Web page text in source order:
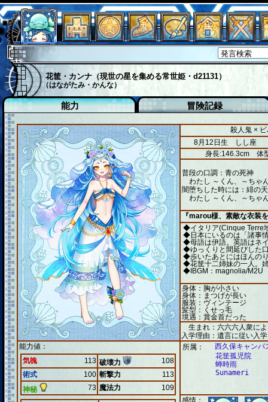
花筐・カンナ（現世の星を集める常世姫・d21131）
（はながたみ・かんな）
能力 冒険記録
殺人鬼 ×
8月12日生 しし座
身長:146.3cm 体
普段の口調：青の死神
わたし ～くん、～ちゃ
闇堕ちした時には：緋の
わたし ～くん、～ちゃ
『marou様、素敵な衣装
◆イタリア(Cinque
◆日本にいるの
◆母語は伊語。英語はネ
◆ゆっくりと間
◆歩いたあとには
◆花筐十二姉妹の一
◆IBGM：magnolia/M2U
身体：胸が小さい
身体：まつげが長い
服装：ヴィンテージ
髪型：くせっ毛
境遇：賞金首だった
生まれ：六六六人衆に
入学理由：遺言に従い入
能力値：
気魄
113 破壊力
108
術式
100 斬撃力
113
神秘
73 魔法力 109
所属：
西久保キャン
花筐孤児院
蝉時雨
Sunameri
感情：